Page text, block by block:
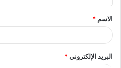
ق
*
الاسم *
البريد الإلكتروني*